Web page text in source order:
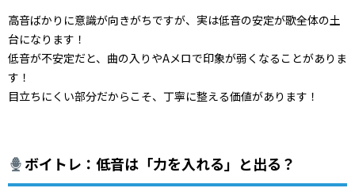
高音ばかりに意識が向きがちですが、 実は低音の安定が歌全体の土
台になります！
低音が不安定だと、 曲の入りやAメロで印象が弱くなることがありま
す！
目立ちにくい部分だからこそ、丁寧に整える価値があります！
ボイトレ：低音は「力を入れる」と出る？